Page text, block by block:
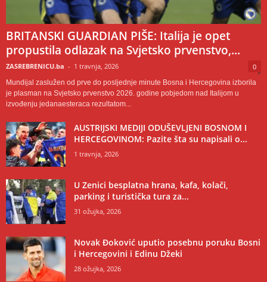
BRITANSKI GUARDIAN PIŠE: Italija je opet
propustila odlazak na Svjetsko prvenstvo,...
ZASREBRENICU.ba - 1 travnja, 2026 0
Mundijal zaslužen od prve do posljednje minute Bosna i Hercegovina izborila
je plasman na Svjetsko prvenstvo 2026. godine pobjedom nad Italijom u
izvođenju jedanaesteraca rezultatom...
AUSTRIJSKI MEDIJI ODUŠEVLJENI BOSNOM I
HERCEGOVINOM: Pazite šta su napisali o...
1 travnja, 2026
U Zenici besplatna hrana, kafa, kolači,
parking i turistička tura za...
31 ožujka, 2026
Novak Đoković uputio posebnu poruku Bosni
i Hercegovini i Edinu Džeki
28 ožujka, 2026